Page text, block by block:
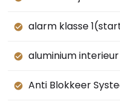
alarm klasse
aluminium
Anti Blokkeer